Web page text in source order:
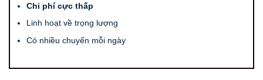
Chi phí cực thấp
Linh hoạt về trọng lượng
Có nhiều chuyến mỗi ngày